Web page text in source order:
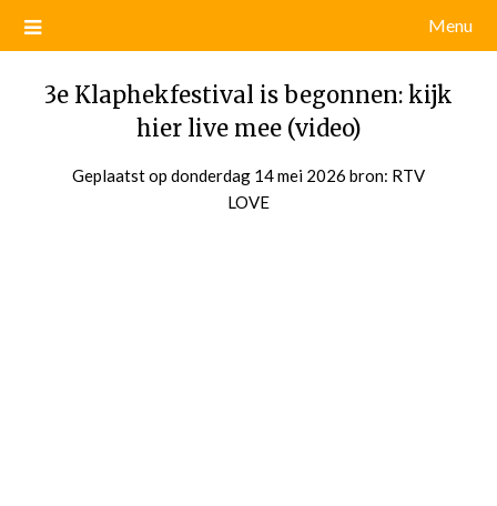
Menu
3e Klaphekfestival is begonnen: kijk
hier live mee (video)
Geplaatst op donderdag 14 mei 2026 door
bron: RTV
LOVE